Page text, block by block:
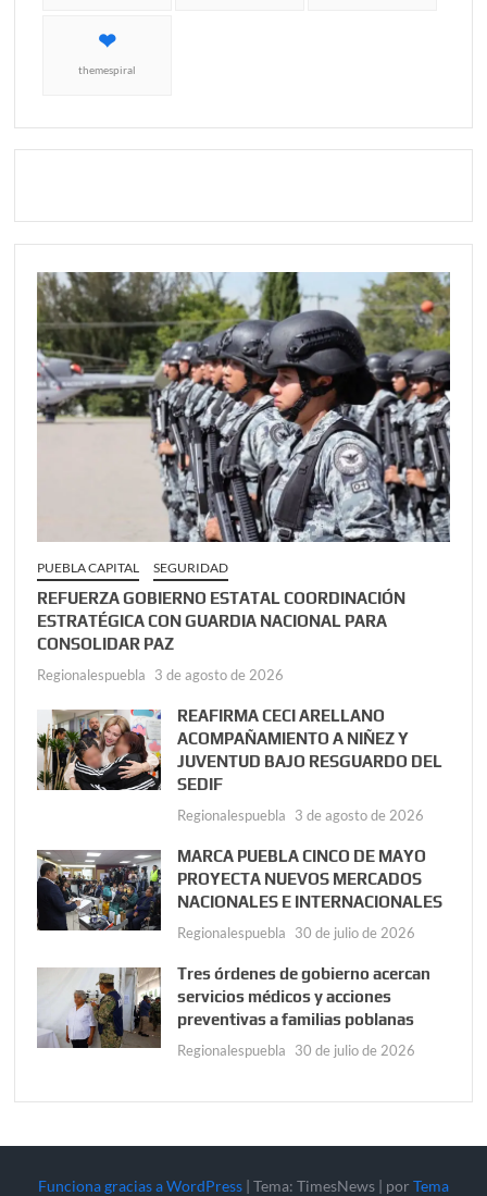
themespiral
PUEBLA CAPITAL SEGURIDAD
REFUERZA GOBIERNO ESTATAL COORDINACIÓN
ESTRATÉGICA CON GUARDIA NACIONAL PARA
CONSOLIDAR PAZ
Regionalespuebla 3 de agosto de 2026
REAFIRMA CECI ARELLANO
ACOMPAÑAMIENTO A NIÑEZ Y
JUVENTUD BAJO RESGUARDO DEL
SEDIF
Regionalespuebla 3 de agosto de 2026
MARCA PUEBLA CINCO DE MAYO
PROYECTA NUEVOS MERCADOS
NACIONALES E INTERNACIONALES
Regionalespuebla 30 de julio de 2026
Tres órdenes de gobierno acercan
servicios médicos y acciones
preventivas a familias poblanas
Regionalespuebla 30 de julio de 2026
Funciona gracias a WordPress | Tema: TimesNews | por Tema